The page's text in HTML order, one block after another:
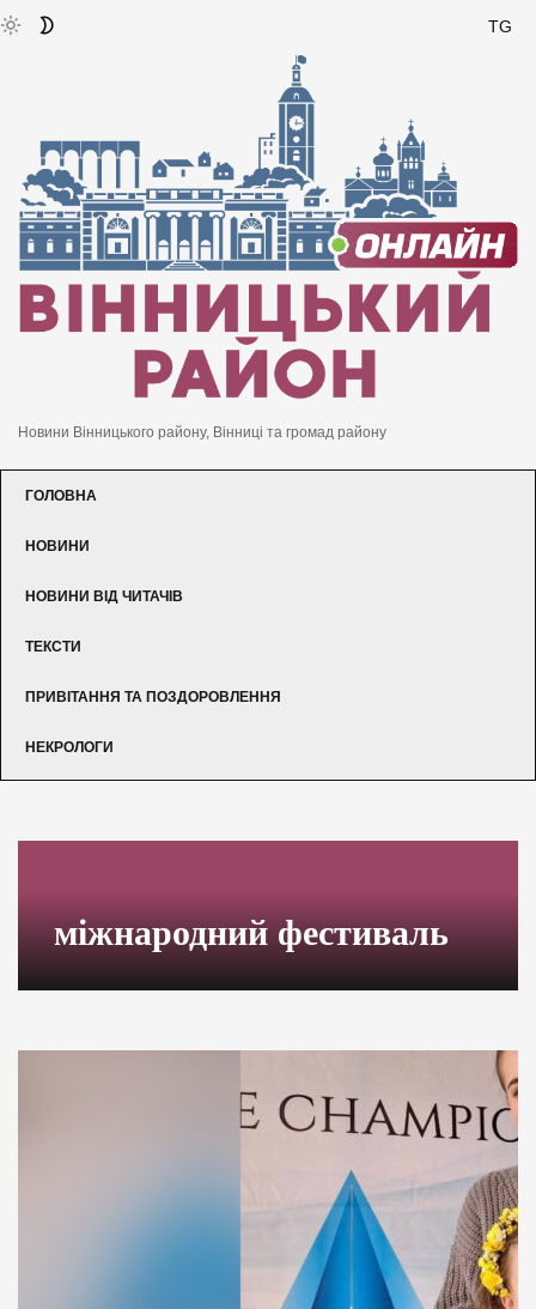
TG
Новини Вінницького району, Вінниці та громад району
ГОЛОВНА
НОВИНИ
НОВИНИ ВІД ЧИТАЧІВ
ТЕКСТИ
ПРИВІТАННЯ ТА ПОЗДОРОВЛЕННЯ
НЕКРОЛОГИ
міжнародний фестиваль